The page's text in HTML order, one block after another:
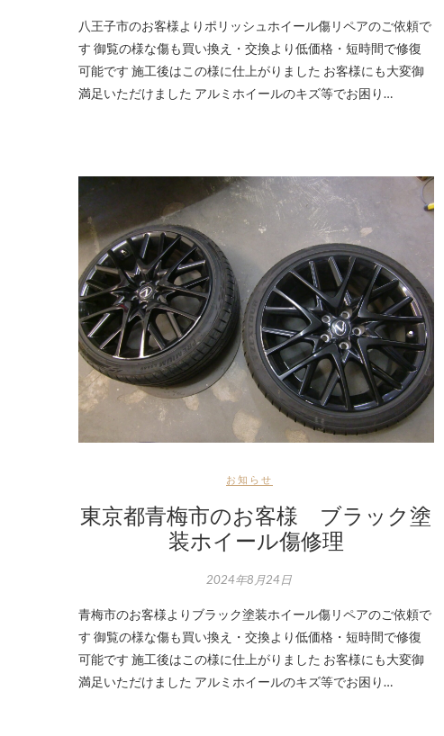
八王子市のお客様よりポリッシュホイール傷リペアのご依頼で
す 御覧の様な傷も買い換え・交換より低価格・短時間で修復
可能です 施工後はこの様に仕上がりました お客様にも大変御
満足いただけました アルミホイールのキズ等でお困り…
お知らせ
東京都青梅市のお客様 ブラック塗
装ホイール傷修理
2024年8月24日
青梅市のお客様よりブラック塗装ホイール傷リペアのご依頼で
す 御覧の様な傷も買い換え・交換より低価格・短時間で修復
可能です 施工後はこの様に仕上がりました お客様にも大変御
満足いただけました アルミホイールのキズ等でお困り…